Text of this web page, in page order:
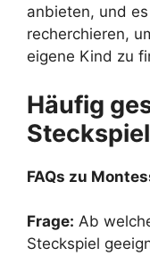
anbieten, und
recherchieren,
eigene Kind zu
Häufig
FAQs zu
Frage: Ab
Steckspiel